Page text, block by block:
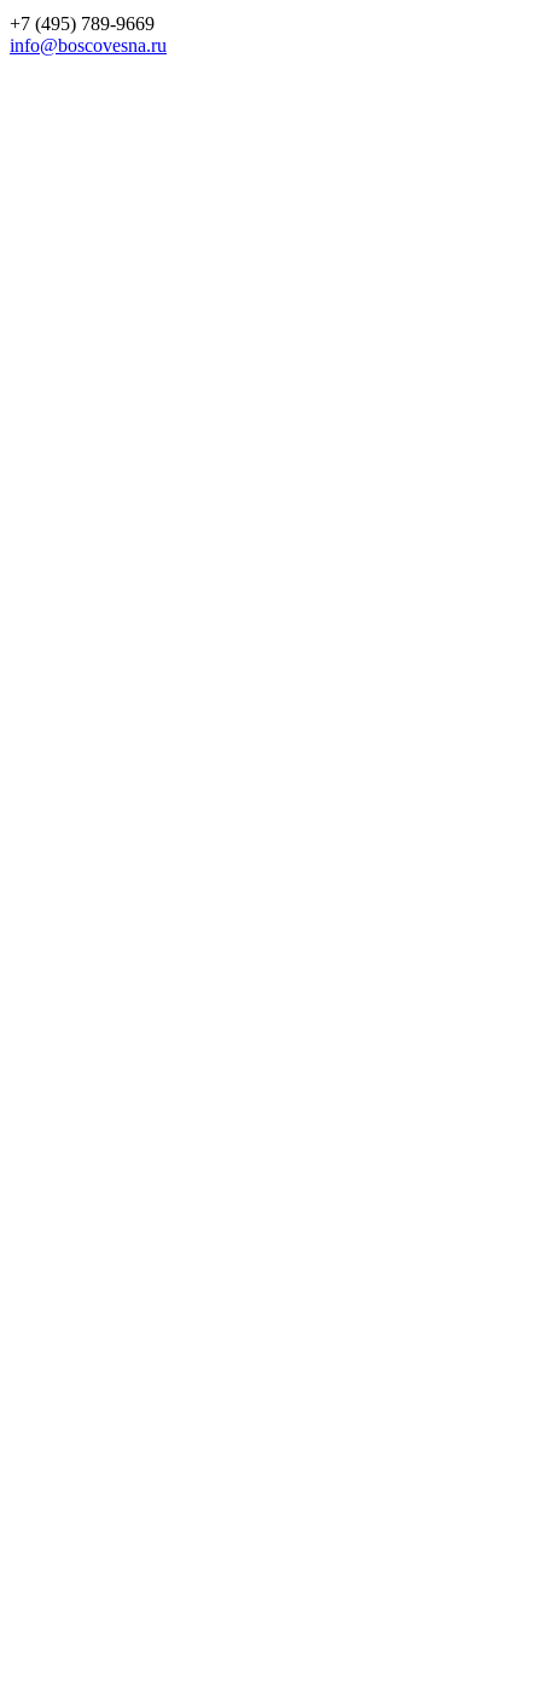
+7 (495) 789-9669
info@boscovesna.ru